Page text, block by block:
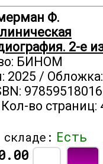
Ф.
2-е
БИНОМ
2025 /
во страниц:
Есть